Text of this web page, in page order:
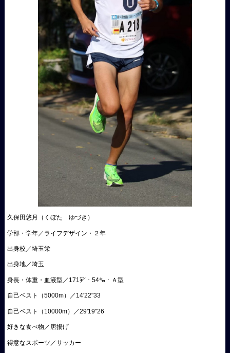
久保田悠月（くぼた ゆづき）
学部・学年／ライフデザイン・２年
出身校／埼玉栄
出身地／埼玉
身長・体重・血液型／171㌢・54㌔・Ａ型
自己ベスト（5000m）／14'22"33
自己ベスト（10000m）／29'19"26
好きな食べ物／唐揚げ
得意なスポーツ／サッカー